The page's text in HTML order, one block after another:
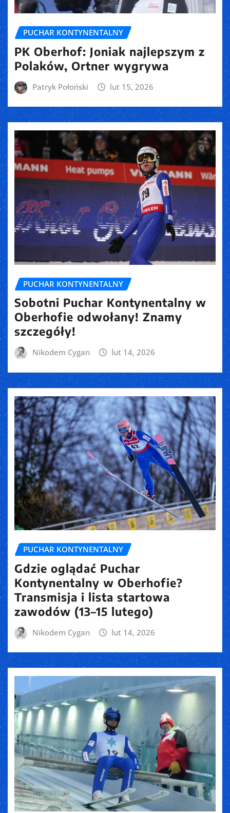
PUCHAR KONTYNENTALNY
PK Oberhof: Joniak najlepszym z
Polaków, Ortner wygrywa
Patryk Połoński lut 15, 2026
PUCHAR KONTYNENTALNY
Sobotni Puchar Kontynentalny w
Oberhofie odwołany! Znamy
szczegóły!
Nikodem Cygan lut 14, 2026
PUCHAR KONTYNENTALNY
Gdzie oglądać Puchar
Kontynentalny w Oberhofie?
Transmisja i lista startowa
zawodów (13–15 lutego)
Nikodem Cygan lut 14, 2026